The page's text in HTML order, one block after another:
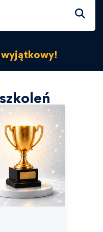
wyjątkowy!
szkoleń